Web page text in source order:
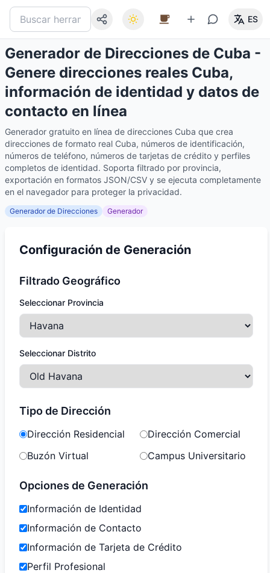
ES
Generador de Direcciones de Cuba -
Genere direcciones reales Cuba,
información de identidad y datos de
contacto en línea
Generador gratuito en línea de direcciones Cuba que crea
direcciones de formato real Cuba, números de identificación,
números de teléfono, números de tarjetas de crédito y perfiles
completos de identidad. Soporta filtrado por provincia,
exportación en formatos JSON/CSV y se ejecuta completamente
en el navegador para proteger la privacidad.
Generador de Direcciones Generador
Configuración de Generación
Filtrado Geográfico
Seleccionar Provincia
Seleccionar Distrito
Tipo de Dirección
Dirección Residencial
Dirección Comercial
Buzón Virtual
Campus Universitario
Opciones de Generación
Información de Identidad
Información de Contacto
Información de Tarjeta de Crédito
Perfil Profesional